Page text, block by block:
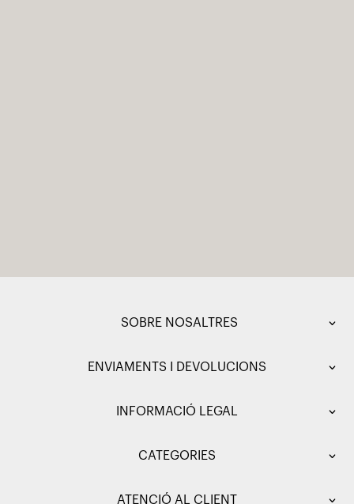
SOBRE NOSALTRES
ENVIAMENTS I DEVOLUCIONS
INFORMACIÓ LEGAL
CATEGORIES
ATENCIÓ AL CLIENT